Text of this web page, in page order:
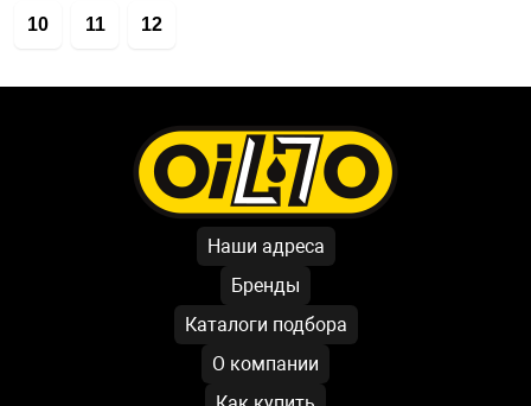
10 11 12
Наши адреса
Бренды
Каталоги подбора
О компании